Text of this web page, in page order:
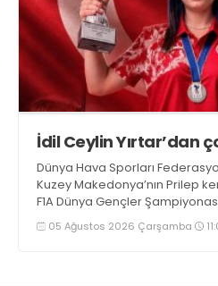
İdil Ceylin Yırtar’dan
Dünya Hava Sporları
Kuzey Makedonya’nın Prilep
F1A Dünya Gençler
eden millî sporcumuz İdil Ceylin
başarıya imza atarak Dünya
05 Ağustos 2026 Çarşamba